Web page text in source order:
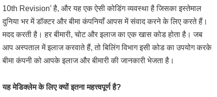
10th Revision’ है, और यह एक ऐसी कोडिंग व्यवस्था है जिसका इस्तेमाल
दुनिया भर में डॉक्टर और बीमा कंपनियाँ आपस में संवाद करने के लिए करते हैं।
मदद करती है। हर बीमारी, चोट और इलाज का एक खास कोड होता है। जब
आप अस्पताल में इलाज करवाते हैं, तो बिलिंग विभाग इसी कोड का उपयोग करके
बीमा कंपनी को आपके इलाज और बीमारी की जानकारी भेजता है।
यह मेडिक्लेम के लिए क्यों इतना महत्त्वपूर्ण है?